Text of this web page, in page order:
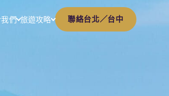
們 旅遊攻略 聯絡台北／台中